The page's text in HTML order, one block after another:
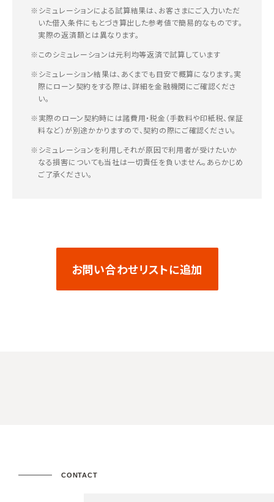
※シミュレーションによる試算結果は、お客さまにご入力いただ
いた借入条件にもとづき算出した参考値で簡易的なものです。
実際の返済額とは異なります。
※このシミュレーションは元利均等返済で試算しています
※シミュレーション結果は、あくまでも目安で概算になります。実
際にローン契約をする際は、詳細を金融機関にご確認くださ
い。
※実際のローン契約時には諸費用・税金（手数料や印紙税、保証
料など）が別途かかりますので、契約の際にご確認ください。
※シミュレーションを利用しそれが原因で利用者が受けたいか
なる損害についても当社は一切責任を負いません。あらかじめ
ご了承ください。
お問い合わせリストに追加
CONTACT